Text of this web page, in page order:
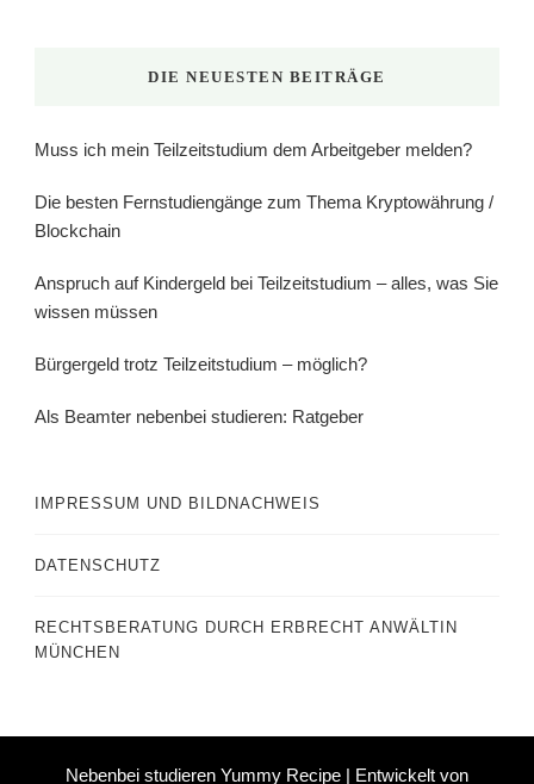
DIE NEUESTEN BEITRÄGE
Muss ich mein Teilzeitstudium dem Arbeitgeber melden?
Die besten Fernstudiengänge zum Thema Kryptowährung /
Blockchain
Anspruch auf Kindergeld bei Teilzeitstudium – alles, was Sie
wissen müssen
Bürgergeld trotz Teilzeitstudium – möglich?
Als Beamter nebenbei studieren: Ratgeber
IMPRESSUM UND BILDNACHWEIS
DATENSCHUTZ
RECHTSBERATUNG DURCH ERBRECHT ANWÄLTIN
MÜNCHEN
Nebenbei studieren Yummy Recipe | Entwickelt von